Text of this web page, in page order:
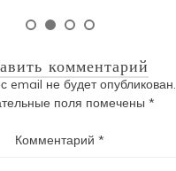
комментарий
email не будет опубликован.
поля помечены *
Комментарий*